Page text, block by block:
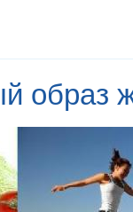
образ